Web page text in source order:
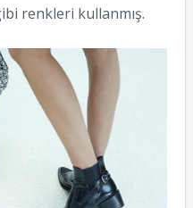
renkleri kullanmış.